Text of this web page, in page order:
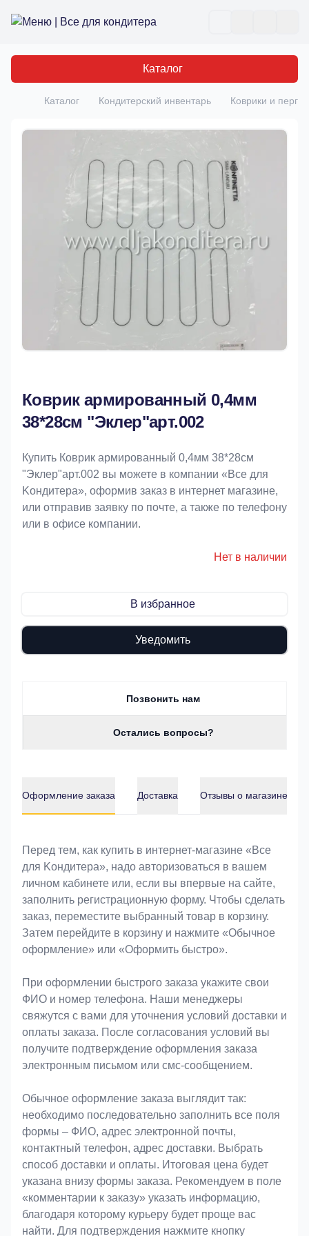
Все для кондитера
Каталог
Главная
Каталог Кондитерский инвентарь Коврики и
Коврик армированный 0,4мм
38*28см "Эклер"арт.002
Купить Коврик армированный 0,4мм 38*28см
"Эклер"арт.002 вы можете в компании «Bce для
Koндитeрa», оформив заказ в интернет магазине,
или отправив заявку по почте, а также по телефону
или в офисе компании.
Нет в наличии
В избранное
Уведомить
Позвонить нам
Остались вопросы?
Оформление заказа Доставка Отзывы о магазине
Оформление заказа
Перед тем, как купить в интернет-магазине «Bce
для Koндитeрa», надо авторизоваться в вашем
личном кабинете или, если вы впервые на сайте,
заполнить регистрационную форму. Чтобы сделать
заказ, переместите выбранный товар в корзину.
Затем перейдите в корзину и нажмите «Обычное
оформление» или «Оформить быстро».
При оформлении быстрого заказа укажите свои
ФИО и номер телефона. Наши менеджеры
свяжутся с вами для уточнения условий доставки и
оплаты заказа. После согласования условий вы
получите подтверждение оформления заказа
электронным письмом или смс-сообщением.
Обычное оформление заказа выглядит так:
необходимо последовательно заполнить все поля
формы – ФИО, адрес электронной почты,
контактный телефон, адрес доставки. Выбрать
способ доставки и оплаты. Итоговая цена будет
указана внизу формы заказа. Рекомендуем в поле
«комментарии к заказу» указать информацию,
благодаря которому курьеру будет проще вас
найти. Для подтверждения нажмите кнопку